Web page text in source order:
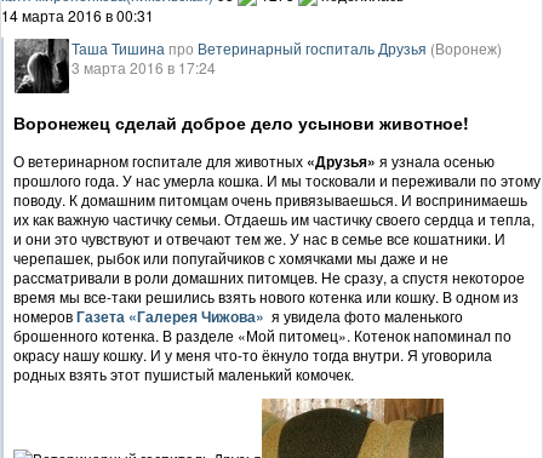
14 марта 2016 в 00:31
Таша Тишина про Ветеринарный госпиталь Друзья (Воронеж)
3 марта 2016 в 17:24
Воронежец сделай доброе дело усынови животное!
О ветеринарном госпитале для животных «Друзья» я узнала осенью
прошлого года. У нас умерла кошка. И мы тосковали и переживали по этому
поводу. К домашним питомцам очень привязываешься. И воспринимаешь
их как важную частичку семьи. Отдаешь им частичку своего сердца и тепла,
и они это чувствуют и отвечают тем же. У нас в семье все кошатники. И
черепашек, рыбок или попугайчиков с хомячками мы даже и не
рассматривали в роли домашних питомцев. Не сразу, а спустя некоторое
время мы все-таки решились взять нового котенка или кошку. В одном из
номеровГазета «Галерея Чижова» я увидела фото маленького
брошенного котенка. В разделе «Мой питомец». Котенок напоминал по
окрасу нашу кошку. И у меня что-то ёкнуло тогда внутри. Я уговорила
родных взять этот пушистый маленький комочек.